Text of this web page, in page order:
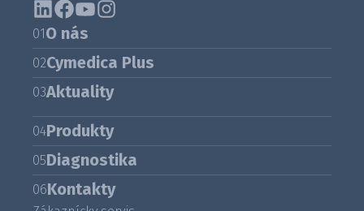
01O nás
02Cymedica Plus
03Aktuality
04Produkty
05Diagnostika
06Kontakty